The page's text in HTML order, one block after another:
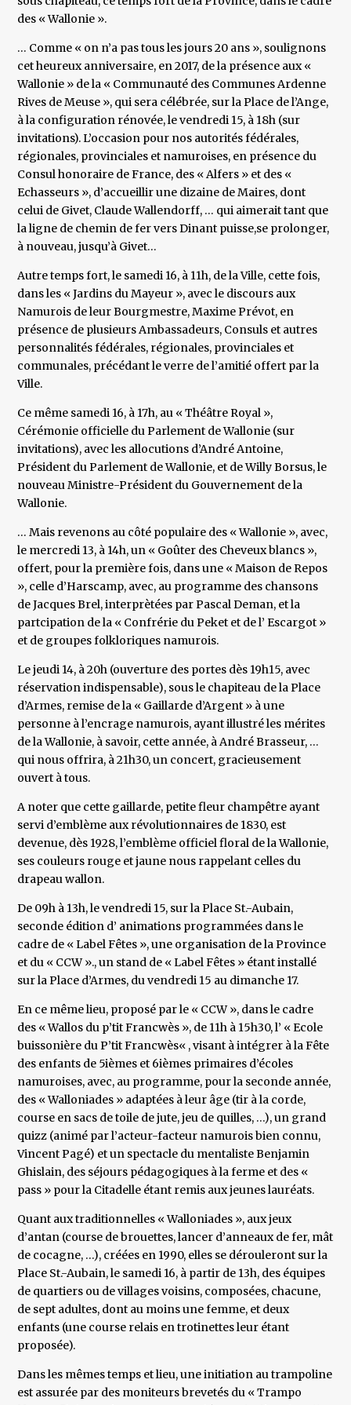
des « Wallonie ».
… Comme « on n’a pas tous les jours 20 ans », soulignons
cet heureux anniversaire, en 2017, de la présence aux «
Wallonie » de la « Communauté des Communes Ardenne
Rives de Meuse », qui sera célébrée, sur la Place de l’Ange,
à la configuration rénovée, le vendredi 15, à 18h (sur
invitations). L’occasion pour nos autorités fédérales,
régionales, provinciales et namuroises, en présence du
Consul honoraire de France, des « Alfers » et des «
Echasseurs », d’accueillir une dizaine de Maires, dont
celui de Givet, Claude Wallendorff, … qui aimerait tant que
la ligne de chemin de fer vers Dinant puisse,se prolonger,
à nouveau, jusqu’à Givet…
Autre temps fort, le samedi 16, à 11h, de la Ville, cette fois,
dans les « Jardins du Mayeur », avec le discours aux
Namurois de leur Bourgmestre, Maxime Prévot, en
présence de plusieurs Ambassadeurs, Consuls et autres
personnalités fédérales, régionales, provinciales et
communales, précédant le verre de l’amitié offert par la
Ville.
Ce même samedi 16, à 17h, au « Théâtre Royal »,
Cérémonie officielle du Parlement de Wallonie (sur
invitations), avec les allocutions d’André Antoine,
Président du Parlement de Wallonie, et de Willy Borsus, le
nouveau Ministre-Président du Gouvernement de la
Wallonie.
… Mais revenons au côté populaire des « Wallonie », avec,
le mercredi 13, à 14h, un « Goûter des Cheveux blancs »,
offert, pour la première fois, dans une « Maison de Repos
», celle d’Harscamp, avec, au programme des chansons
de Jacques Brel, interprètées par Pascal Deman, et la
partcipation de la « Confrérie du Peket et de l’ Escargot »
et de groupes folkloriques namurois.
Le jeudi 14, à 20h (ouverture des portes dès 19h15, avec
réservation indispensable), sous le chapiteau de la Place
d’Armes, remise de la « Gaillarde d’Argent » à une
personne à l’encrage namurois, ayant illustré les mérites
de la Wallonie, à savoir, cette année, à André Brasseur, …
qui nous offrira, à 21h30, un concert, gracieusement
ouvert à tous.
A noter que cette gaillarde, petite fleur champêtre ayant
servi d’emblème aux révolutionnaires de 1830, est
devenue, dès 1928, l’emblème officiel floral de la Wallonie,
ses couleurs rouge et jaune nous rappelant celles du
drapeau wallon.
De 09h à 13h, le vendredi 15, sur la Place St.-Aubain,
seconde édition d’ animations programmées dans le
cadre de « Label Fêtes », une organisation de la Province
et du « CCW »., un stand de « Label Fêtes » étant installé
sur la Place d’Armes, du vendredi 15 au dimanche 17.
En ce même lieu, proposé par le « CCW », dans le cadre
des « Wallos du p’tit Francwès », de 11h à 15h30, l’ « Ecole
buissonière du P’tit Francwès« , visant à intégrer à la Fête
des enfants de 5ièmes et 6ièmes primaires d’écoles
namuroises, avec, au programme, pour la seconde année,
des « Walloniades » adaptées à leur âge (tir à la corde,
course en sacs de toile de jute, jeu de quilles, …), un grand
quizz (animé par l’acteur-facteur namurois bien connu,
Vincent Pagé) et un spectacle du mentaliste Benjamin
Ghislain, des séjours pédagogiques à la ferme et des «
pass » pour la Citadelle étant remis aux jeunes lauréats.
Quant aux traditionnelles « Walloniades », aux jeux
d’antan (course de brouettes, lancer d’anneaux de fer, mât
de cocagne, …), créées en 1990, elles se dérouleront sur la
Place St.-Aubain, le samedi 16, à partir de 13h, des équipes
de quartiers ou de villages voisins, composées, chacune,
de sept adultes, dont au moins une femme, et deux
enfants (une course relais en trotinettes leur étant
proposée).
Dans les mêmes temps et lieu, une initiation au trampoline
est assurée par des moniteurs brevetés du « Trampo